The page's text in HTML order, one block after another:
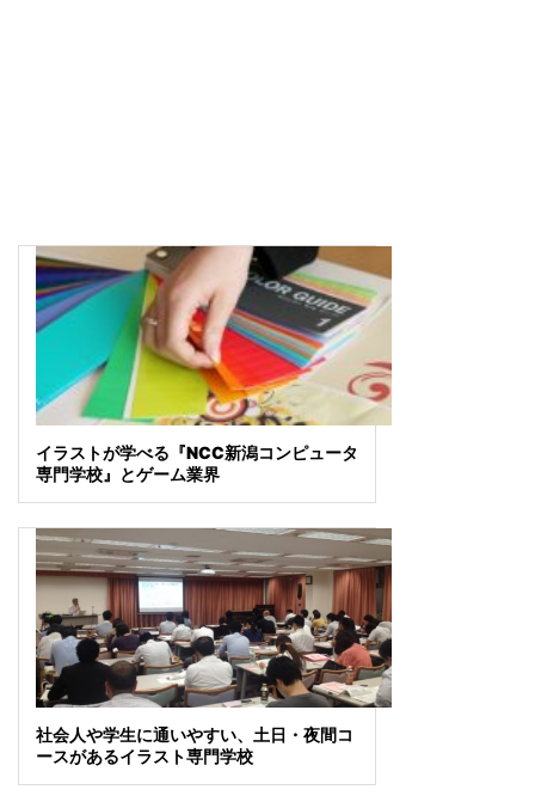
イラストが学べる『NCC新潟コンピュータ
専門学校』とゲーム業界
社会人や学生に通いやすい、土日・夜間コ
ースがあるイラスト専門学校